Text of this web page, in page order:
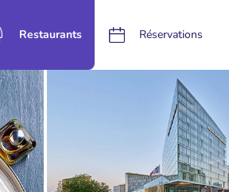
Restaurants Réservations